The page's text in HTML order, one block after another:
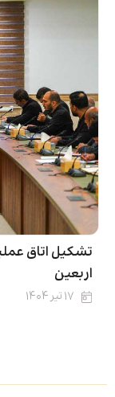
تشکیل اتاق
اربعین
۱۷ تیر ۱۴۰۴